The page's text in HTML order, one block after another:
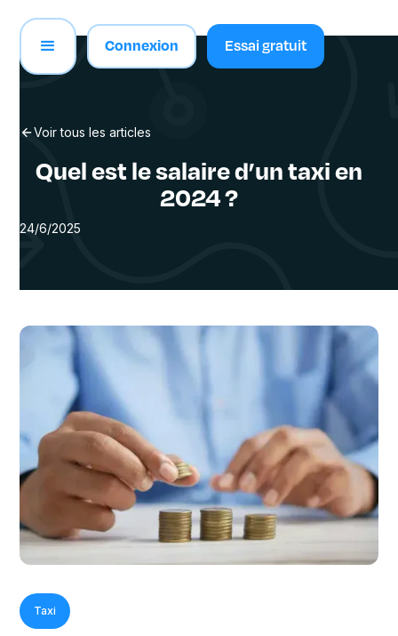
Connexion Essai gratuit
Voir tous les articles
Quel est le salaire d’un taxi en
2024 ?
24/6/2025
Taxi